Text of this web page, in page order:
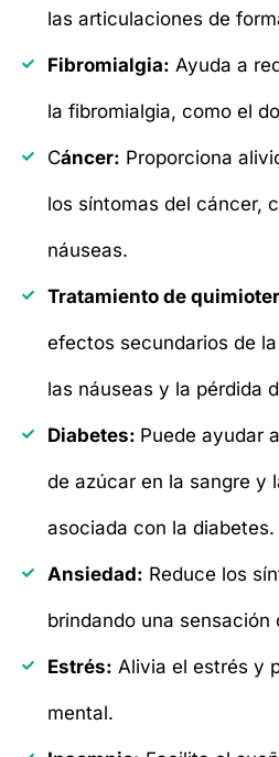
las articulaciones de
Fibromialgia: Ayuda a
la fibromialgia, como el
Cáncer: Proporciona
los síntomas del cáncer,
náuseas.
Tratamiento de
efectos secundarios de
las náuseas y la pérdida
Diabetes: Puede ayudar
de azúcar en la sangre y
asociada con la diabetes.
Ansiedad: Reduce los
brindando una sensación
Estrés: Alivia el estrés y
mental.